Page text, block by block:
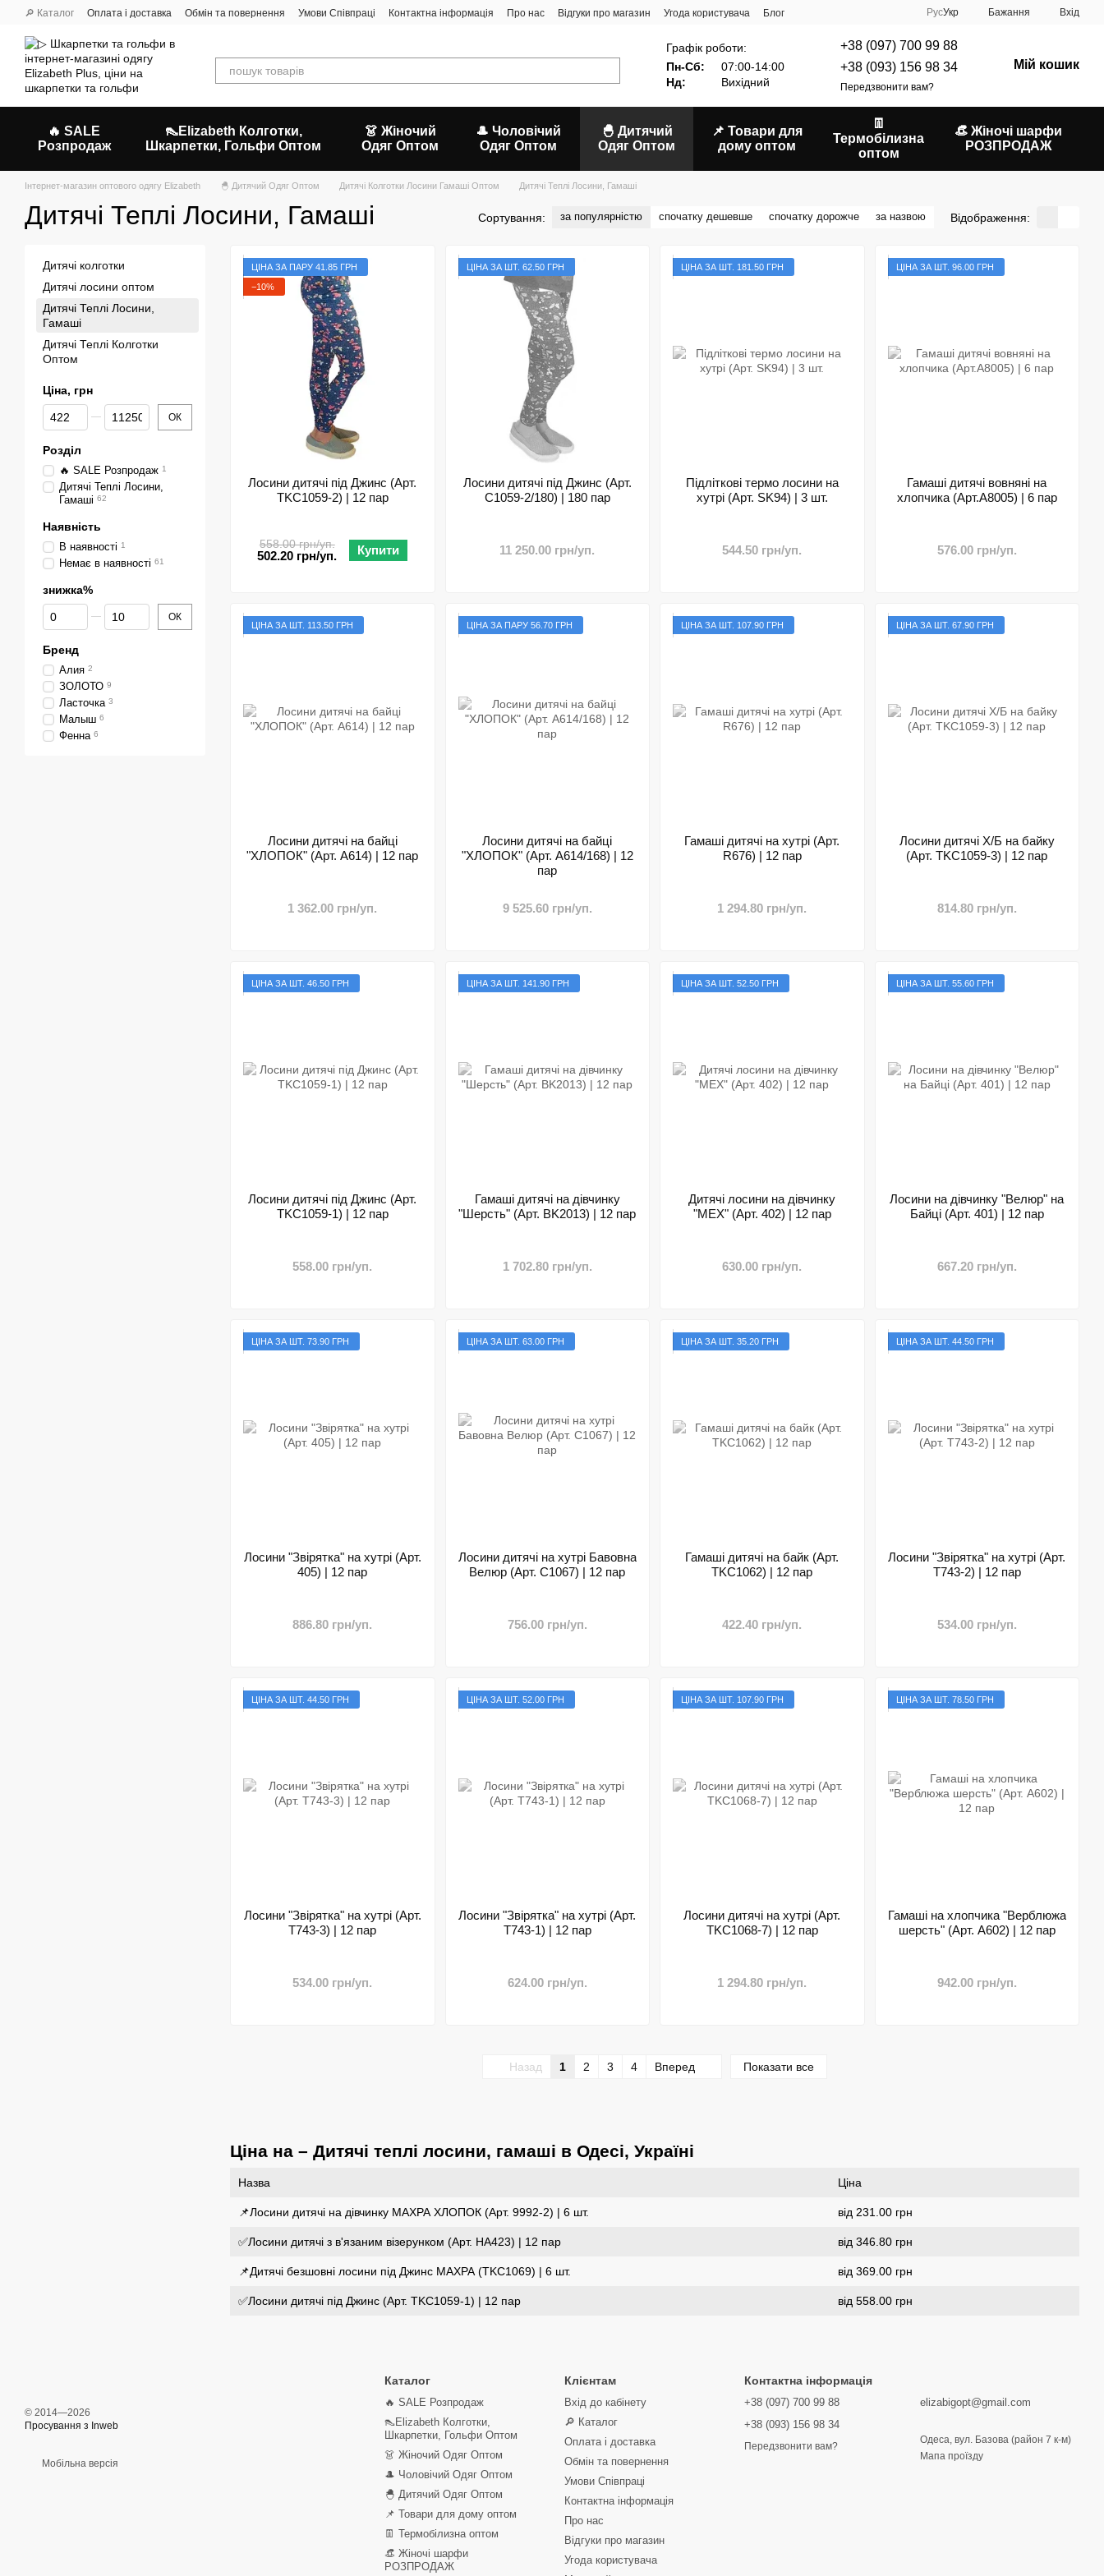
Перейти до основного контенту
🔎 Каталог Оплата і доставка Обмін та повернення Умови Співпраці Контактна інформація Про нас Відгуки про магазин Угода користувача Блог РусУкр Бажання Вхід
Графік роботи:
Пн-Сб:
07:00-14:00
Нд:
Вихідний
+38 (097) 700 99 88
+38 (093) 156 98 34
Передзвонити вам?
Мій кошик
🔥 SALE
Розпродаж
👠Elizabeth Колготки,
Шкарпетки, Гольфи Оптом
👗 Жіночий
Одяг Оптом
🎩 Чоловічий
Одяг Оптом
🐣 Дитячий
Одяг Оптом
📌 Товари для
дому оптом
👖
Термобілизна
оптом
👒 Жіночі шарфи
РОЗПРОДАЖ
Інтернет-магазин оптового одягу Elizabeth 🐣 Дитячий Одяг Оптом Дитячі Колготки Лосини Гамаші Оптом Дитячі Теплі Лосини, Гамаші
Дитячі Теплі Лосини, Гамаші Сортування: за популярністю спочатку дешевше спочатку дорожче за назвою Відображення:
Ціна на – Дитячі теплі лосини, гамаші в Одесі, Україні
Назва Ціна
📌Лосини дитячі на дівчинку МАХРА ХЛОПОК (Арт. 9992-2) | 6 шт. від 231.00 грн
✅Лосини дитячі з в'язаним візерунком (Арт. HA423) | 12 пар від 346.80 грн
📌Дитячі безшовні лосини під Джинс МАХРА (TKC1069) | 6 шт. від 369.00 грн
✅Лосини дитячі під Джинс (Арт. TKC1059-1) | 12 пар від 558.00 грн
ЦІНА ЗА ПАРУ 41.85 ГРН
−10%
Лосини дитячі під Джинс (Арт.
TKC1059-2) | 12 пар
558.00 грн/уп.
502.20 грн/уп. Купити
ЦIНА ЗА ШТ. 62.50 ГРН
Лосини дитячі під Джинс (Арт.
C1059-2/180) | 180 пар
11 250.00 грн/уп.
ЦІНА ЗА ШТ. 181.50 ГРН
Підліткові термо лосини на
хутрі (Арт. SK94) | 3 шт.
544.50 грн/уп.
ЦІНА ЗА ШТ. 96.00 ГРН
Гамаші дитячі вовняні на
хлопчика (Арт.A8005) | 6 пар
576.00 грн/уп.
ЦІНА ЗА ШТ. 113.50 ГРН
Лосини дитячі на байці
"ХЛОПОК" (Арт. A614) | 12 пар
1 362.00 грн/уп.
ЦIНА ЗА ПАРУ 56.70 ГРН
Лосини дитячі на байці
"ХЛОПОК" (Арт. A614/168) | 12
пар
9 525.60 грн/уп.
ЦІНА ЗА ШТ. 107.90 ГРН
Гамаші дитячі на хутрі (Арт.
R676) | 12 пар
1 294.80 грн/уп.
ЦІНА ЗА ШТ. 67.90 ГРН
Лосини дитячі Х/Б на байку
(Арт. TKC1059-3) | 12 пар
814.80 грн/уп.
ЦIНА ЗА ШТ. 46.50 ГРН
Лосини дитячі під Джинс (Арт.
TKC1059-1) | 12 пар
558.00 грн/уп.
ЦІНА ЗА ШТ. 141.90 ГРН
Гамаші дитячі на дівчинку
"Шерсть" (Арт. BK2013) | 12 пар
1 702.80 грн/уп.
ЦІНА ЗА ШТ. 52.50 ГРН
Дитячі лосини на дівчинку
"МЕХ" (Арт. 402) | 12 пар
630.00 грн/уп.
ЦІНА ЗА ШТ. 55.60 ГРН
Лосини на дівчинку "Велюр" на
Байці (Арт. 401) | 12 пар
667.20 грн/уп.
ЦІНА ЗА ШТ. 73.90 ГРН
Лосини "Звірятка" на хутрі (Арт.
405) | 12 пар
886.80 грн/уп.
ЦІНА ЗА ШТ. 63.00 ГРН
Лосини дитячі на хутрі Бавовна
Велюр (Арт. C1067) | 12 пар
756.00 грн/уп.
ЦІНА ЗА ШТ. 35.20 ГРН
Гамаші дитячі на байк (Арт.
TKC1062) | 12 пар
422.40 грн/уп.
ЦІНА ЗА ШТ. 44.50 ГРН
Лосини "Звірятка" на хутрі (Арт.
T743-2) | 12 пар
534.00 грн/уп.
ЦІНА ЗА ШТ. 44.50 ГРН
Лосини "Звірятка" на хутрі (Арт.
T743-3) | 12 пар
534.00 грн/уп.
ЦІНА ЗА ШТ. 52.00 ГРН
Лосини "Звірятка" на хутрі (Арт.
T743-1) | 12 пар
624.00 грн/уп.
ЦІНА ЗА ШТ. 107.90 ГРН
Лосини дитячі на хутрі (Арт.
TKC1068-7) | 12 пар
1 294.80 грн/уп.
ЦІНА ЗА ШТ. 78.50 ГРН
Гамаші на хлопчика "Верблюжа
шерсть" (Арт. A602) | 12 пар
942.00 грн/уп.
Назад 1 2 3 4 Вперед Показати все
Дитячі колготки
Дитячі лосини оптом
Дитячі Теплі Лосини,
Гамаші
Дитячі Теплі Колготки
Оптом
Ціна, грн
Від Ціна, грн
До Ціна, грн ОК
Розділ
🔥 SALE Розпродаж 1
Дитячі Теплі Лосини,
Гамаші 62
Наявність
В наявності 1
Немає в наявності 61
знижка%
Від знижка%
До знижка% ОК
Бренд
Алия 2
ЗОЛОТО 9
Ласточка 3
Малыш 6
Фенна 6
© 2014—2026
Просування з Inweb
Мобільна версія
Каталог
🔥 SALE Розпродаж
👠Elizabeth Колготки,
Шкарпетки, Гольфи Оптом
👗 Жіночий Одяг Оптом
🎩 Чоловічий Одяг Оптом
🐣 Дитячий Одяг Оптом
📌 Товари для дому оптом
👖 Термобілизна оптом
👒 Жіночі шарфи
РОЗПРОДАЖ
Клієнтам
Вхід до кабінету
🔎 Каталог
Оплата і доставка
Обмін та повернення
Умови Співпраці
Контактна інформація
Про нас
Відгуки про магазин
Угода користувача
Контактна інформація
+38 (097) 700 99 88
+38 (093) 156 98 34
Передзвонити вам?
elizabigopt@gmail.com
Одеса, вул. Базова (район 7 к-м)
Мапа проїзду